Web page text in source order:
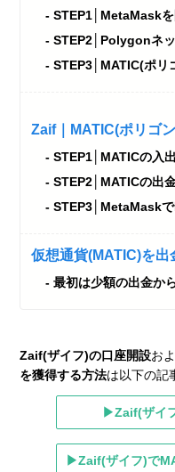
STEP1│MetaMaskを
STEP2│Polygonネ
STEP3│MATIC(ポリ
Zaif｜MATIC(ポリゴ
STEP1│MATICの入
STEP2│MATICの出
STEP3│MetaMask
仮想通貨(MATIC)を出
最初は少額の出金か
Zaif(ザイフ)の口座開設お
を獲得する方法は以下の記
▶Zaif(ザイ
▶Zaif(ザイフ)で